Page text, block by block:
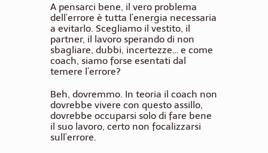
A pensarci bene, il vero problema
dell’errore è tutta l’energia necessaria
a evitarlo. Scegliamo il vestito, il
partner, il lavoro sperando di non
sbagliare, dubbi, incertezze… e come
coach, siamo forse esentati dal
temere l’errore?
Beh, dovremmo. In teoria il coach non
dovrebbe vivere con questo assillo,
dovrebbe occuparsi solo di fare bene
il suo lavoro, certo non focalizzarsi
sull’errore.